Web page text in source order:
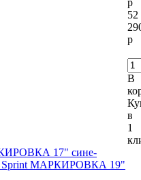
52
р
В
в
1
17" сине-
Sprint МАРКИРОВКА 19"